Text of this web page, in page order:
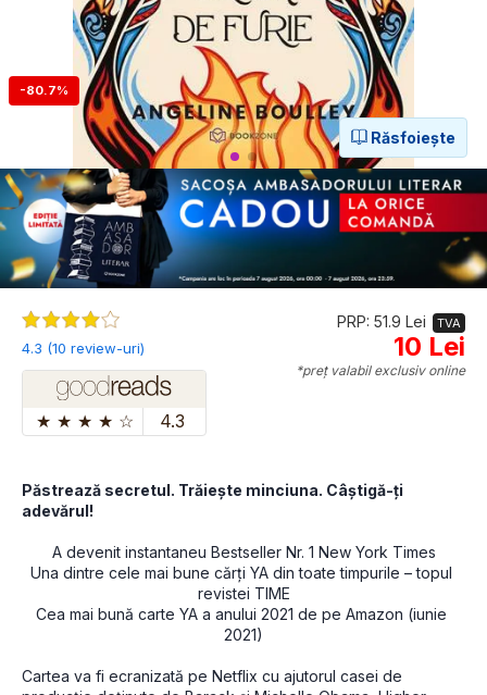
-80.7%
Răsfoiește
4.3 (10 review-uri)
★ ★ ★ ★ ☆ 4.3
PRP: 51.9 Lei TVA
10 Lei
*preț valabil exclusiv online
Păstrează secretul. Trăiește minciuna. Câștigă-ți
adevărul!
A devenit instantaneu Bestseller Nr. 1 New York Times
Una dintre cele mai bune cărți YA din toate timpurile – topul
revistei TIME
Cea mai bună carte YA a anului 2021 de pe Amazon (iunie
2021)
Cartea va fi ecranizată pe Netflix cu ajutorul casei de